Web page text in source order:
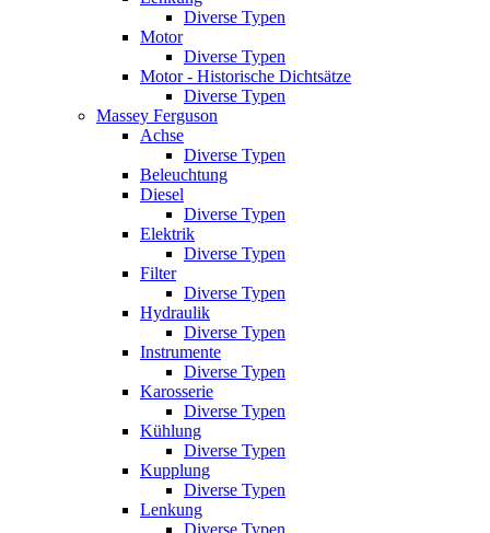
Diverse Typen
Motor
Diverse Typen
Motor - Historische Dichtsätze
Diverse Typen
Massey Ferguson
Achse
Diverse Typen
Beleuchtung
Diesel
Diverse Typen
Elektrik
Diverse Typen
Filter
Diverse Typen
Hydraulik
Diverse Typen
Instrumente
Diverse Typen
Karosserie
Diverse Typen
Kühlung
Diverse Typen
Kupplung
Diverse Typen
Lenkung
Diverse Typen